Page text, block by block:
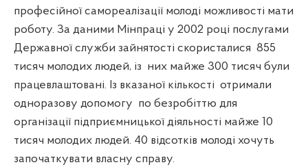
професійної самореалізації молоді можливості мати
роботу. За даними Мінпраці у 2002 році послугами
Державної служби зайнятості скористалися 855
тисяч молодих людей, із них майже 300 тисяч були
працевлаштовані. Із вказаної кількості отримали
одноразову допомогу по безробіттю для
організації підприємницької діяльності майже 10
тисяч молодих людей. 40 відсотків молоді хочуть
започаткувати власну справу.